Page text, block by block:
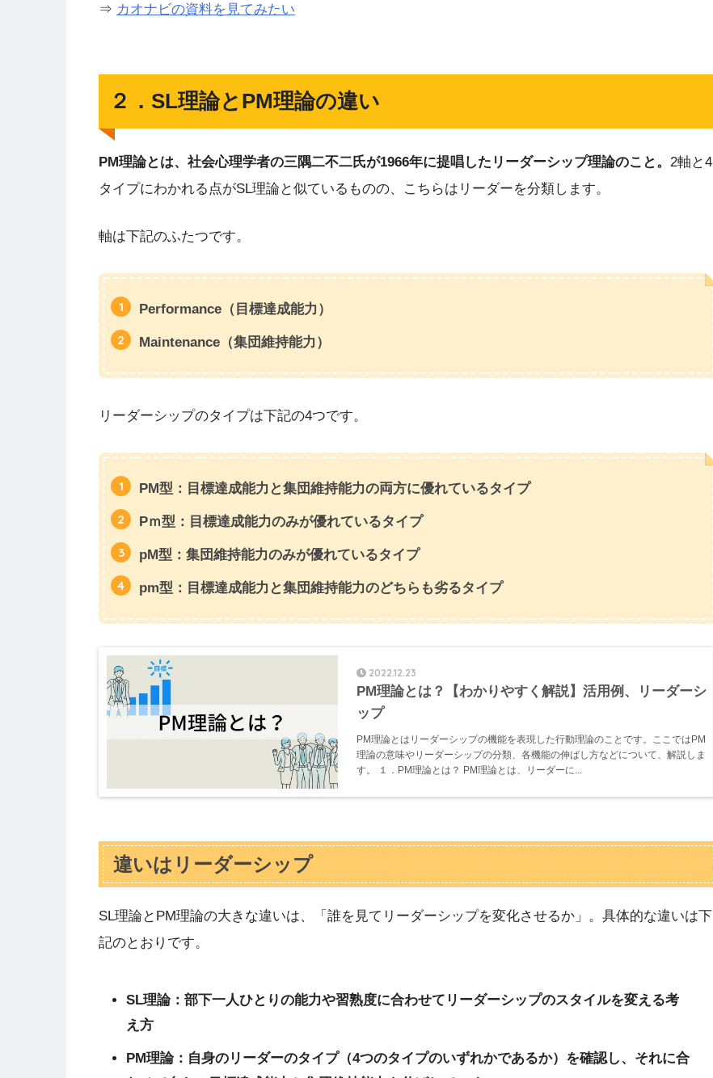
⇒ カオナビの資料を見てみたい
２．SL理論とPM理論の違い
PM理論とは、社会心理学者の三隅二不二氏が1966年に提唱したリーダーシップ理論のこと。 2軸と4
タイプにわかれる点がSL理論と似ているものの、こちらはリーダーを分類します。
軸は下記のふたつです。
Performance（目標達成能力）
Maintenance（集団維持能力）
リーダーシップのタイプは下記の4つです。
PM型：目標達成能力と集団維持能力の両方に優れているタイプ
Pｍ型：目標達成能力のみが優れているタイプ
pM型：集団維持能力のみが優れているタイプ
pm型：目標達成能力と集団維持能力のどちらも劣るタイプ
2022.12.23
PM理論とは？【わかりやすく解説】活用例、リーダーシ
ップ
PM理論とはリーダーシップの機能を表現した行動理論のことです。ここではPM
理論の意味やリーダーシップの分類、各機能の伸ばし方などについて、解説しま
す。 １．PM理論とは？ PM理論とは、リーダーに...
違いはリーダーシップ
SL理論とPM理論の大きな違いは、「誰を見てリーダーシップを変化させるか」。具体的な違いは下
記のとおりです。
SL理論：部下一人ひとりの能力や習熟度に合わせてリーダーシップのスタイルを変える考
え方
PM理論：自身のリーダーのタイプ（4つのタイプのいずれかであるか）を確認し、それに合